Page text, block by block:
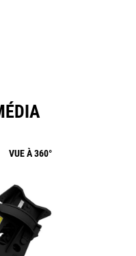
VUE À 360°